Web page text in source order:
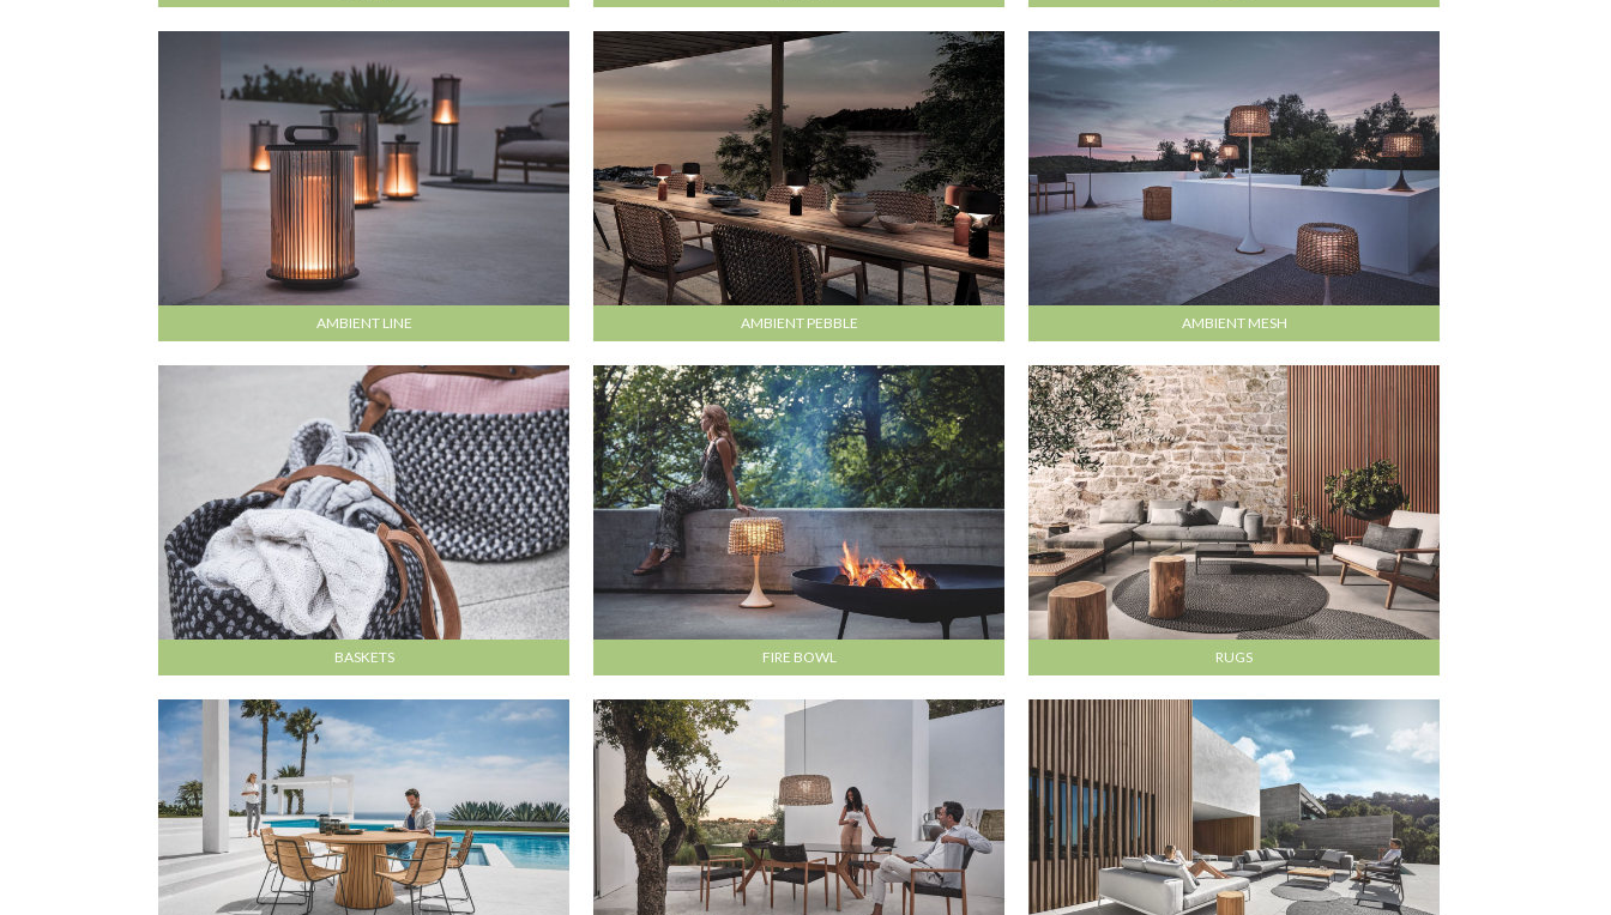
AMBIENT LINE AMBIENT PEBBLE AMBIENT MESH
BASKETS FIRE BOWL RUGS